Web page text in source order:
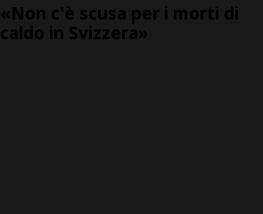
«Non c'è scusa per i morti di
caldo in Svizzera»